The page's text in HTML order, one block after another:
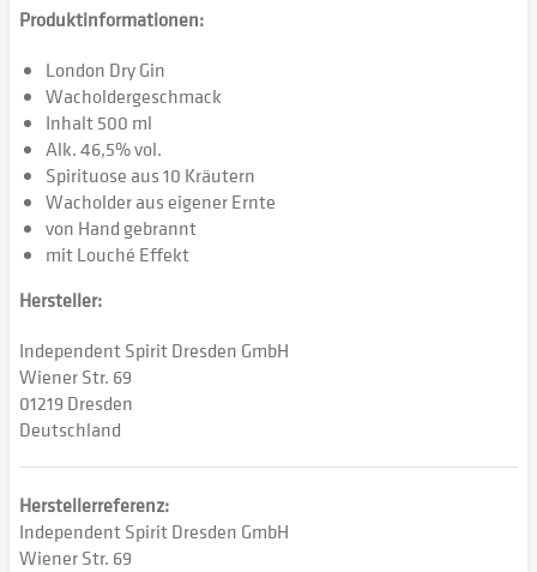
Produktinformationen:
London Dry Gin
Wacholdergeschmack
Inhalt 500 ml
Alk. 46,5% vol.
Spirituose aus 10 Kräutern
Wacholder aus eigener Ernte
von Hand gebrannt
mit Louché Effekt
Hersteller:
Independent Spirit Dresden GmbH
Wiener Str. 69
01219 Dresden
Deutschland
Herstellerreferenz:
Independent Spirit Dresden GmbH
Wiener Str. 69